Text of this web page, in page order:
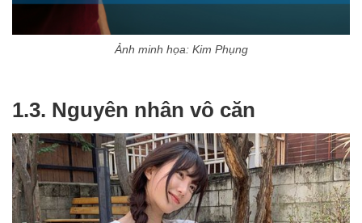
Ảnh minh họa: Kim Phụng
1.3. Nguyên nhân vô căn